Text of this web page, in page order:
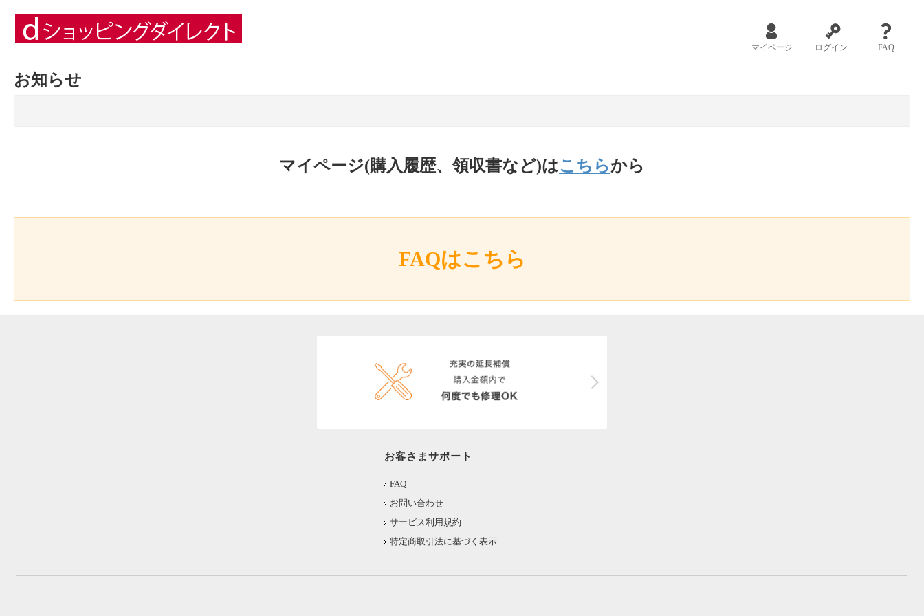
マイページ ログイン FAQ
お知らせ
マイページ(購入履歴、領収書など)はこちらから
FAQはこちら
お客さまサポート
FAQ
お問い合わせ
サービス利用規約
特定商取引法に基づく表示